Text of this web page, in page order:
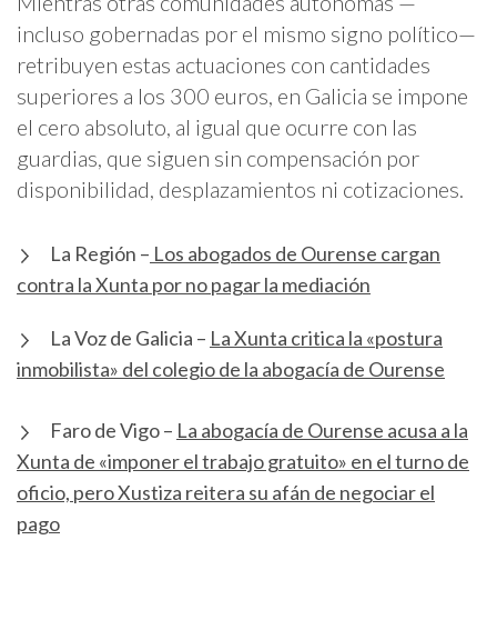
incluso gobernadas por el mismo signo político—
retribuyen estas actuaciones con cantidades
superiores a los 300 euros, en Galicia se impone
el cero absoluto, al igual que ocurre con las
guardias, que siguen sin compensación por
disponibilidad, desplazamientos ni cotizaciones.
La Región – Los abogados de Ourense cargan
contra la Xunta por no pagar la mediación
La Voz de Galicia – La Xunta critica la «postura
inmobilista» del colegio de la abogacía de Ourense
Faro de Vigo – La abogacía de Ourense acusa a la
Xunta de «imponer el trabajo gratuito» en el turno de
oficio, pero Xustiza reitera su afán de negociar el
pago